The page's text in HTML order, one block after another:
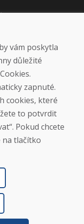
vyhrazena
vám poskytla
důležité
zapnuté.
cookies, které
to potvrdit
Pokud chcete
na tlačítko